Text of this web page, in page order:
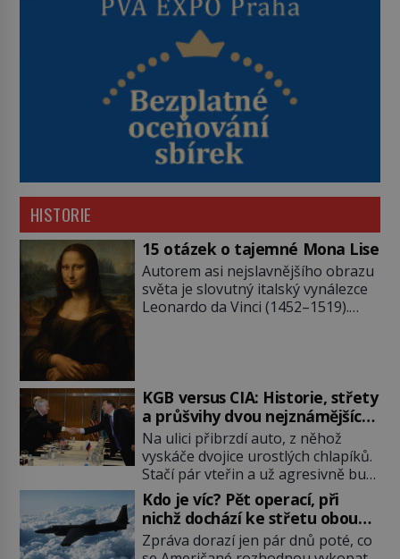
HISTORIE
15 otázek o tajemné Mona Lise
Autorem asi nejslavnějšího obrazu
světa je slovutný italský vynálezce
Leonardo da Vinci (1452–1519).
pověsil Napoleon? Samotný císař
Napoleon Bonaparte (1769–1821)
má pro malbu slabost, a tak si ji
ještě jako první konzul přemístí do
své ložnice v Tuilerisjkém […]
KGB versus CIA: Historie, střety
a průšvihy dvou nejznámějších
tajných služeb historie
Na ulici přibrzdí auto, z něhož
vyskáče dvojice urostlých chlapíků.
Stačí pár vteřin a už agresivně buší
na dveře. O další okamžik později
vlečou nebožáka do auta, a pak už
ho nikdy nikdo nespatří. Dostal se
totiž do rukou všemocné KGB. Jako
Kdo je víc? Pět operací, při
nichž dochází ke střetu obou
tajných služeb
Zpráva dorazí jen pár dnů poté, co